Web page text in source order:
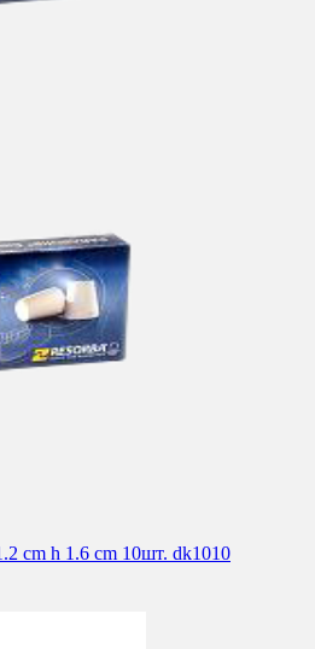
cm h 1.6 cm 10шт. dk1010